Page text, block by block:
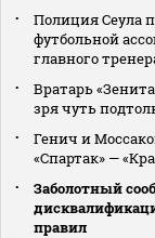
Полиция Сеула
футбольной
главного
Вратарь
зря чуть
Генич и
«Спартак» —
Заболотный
правил